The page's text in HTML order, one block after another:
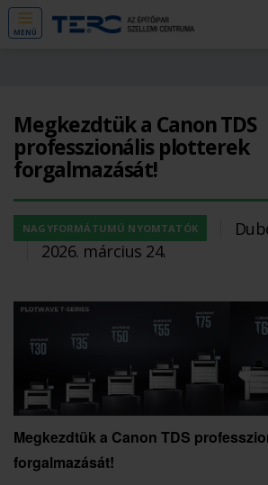
MENÜ
Megkezdtük a Canon TDS
professzionális plotterek
forgalmazását!
NAGYFORMÁTUMÚ NYOMTATÓK
2026. március 24.
Megkezdtük a Canon TDS
forgalmazását!